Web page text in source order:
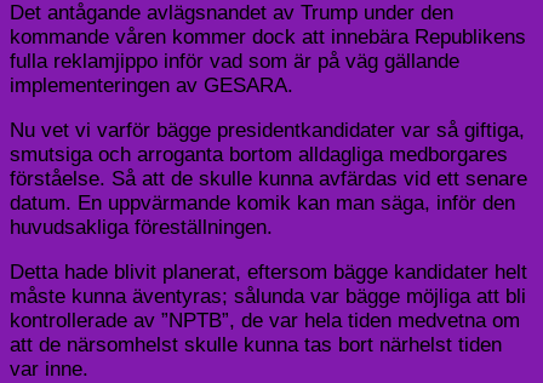
Det antågande avlägsnandet av Trump under den
kommande våren kommer dock att innebära Republikens
fulla reklamjippo inför vad som är på väg gällande
implementeringen av GESARA.
Nu vet vi varför bägge presidentkandidater var så giftiga,
smutsiga och arroganta bortom alldagliga medborgares
förståelse. Så att de skulle kunna avfärdas vid ett senare
datum. En uppvärmande komik kan man säga, inför den
huvudsakliga föreställningen.
Detta hade blivit planerat, eftersom bägge kandidater helt
måste kunna äventyras; sålunda var bägge möjliga att bli
kontrollerade av ”NPTB”, de var hela tiden medvetna om
att de närsomhelst skulle kunna tas bort närhelst tiden
var inne.